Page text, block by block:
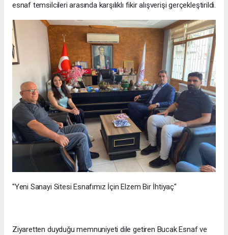
esnaf temsilcileri arasında karşılıklı fikir alışverişi gerçekleştirildi.
"Yeni Sanayi Sitesi Esnafımız İçin Elzem Bir İhtiyaç"
Ziyaretten duyduğu memnuniyeti dile getiren Bucak Esnaf ve